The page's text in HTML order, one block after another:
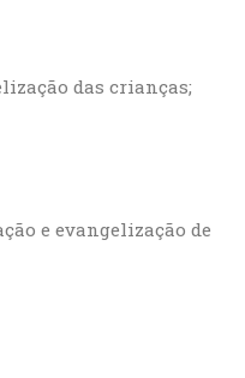
das crianças;
e evangelização de